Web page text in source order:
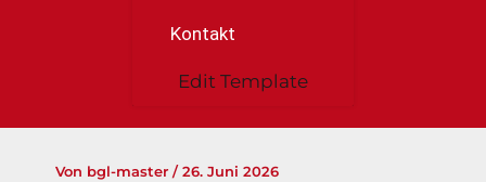
Kontakt
Edit Template
Von bgl-master /26. Juni 2026